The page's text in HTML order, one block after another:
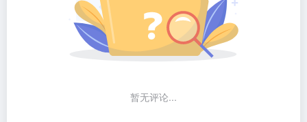
暂无评论...